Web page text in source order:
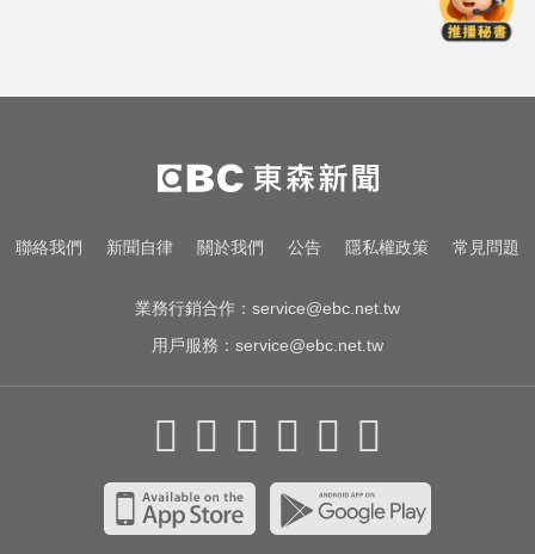
紅狂接20業配 Joeman 認：我也會
喉嚨痛別輕忽！醫揭口咽癌4警訊
不菸不酒也可能中招
資深歌手「小秦漢」張海漢辭世享
聯絡我們 新聞自律 關於我們 公告 隱私權政策 常見問題
業務行銷合作： service@ebc.net.tw
用戶服務： service@ebc.net.tw